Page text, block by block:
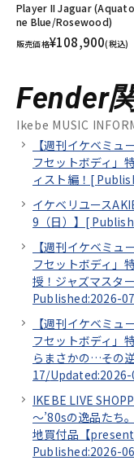
Player II Jaguar (Aquato
ne Blue/Rosewood)
販売価格¥108,900(税込)
Fender
Ikebe MUSIC
【週刊イケベミ
フセットボディ」
ィスト編！[
イケベリユース
9（日）】[
【週刊イケベミ
フセットボディ」
授！ジャズマスタ
Published:2026-
【週刊イケベミ
フセットボディ」
らまさかの…その
17/
IKEBE LIVE
～’80sの逸品た
地買付品【
Published:2026-